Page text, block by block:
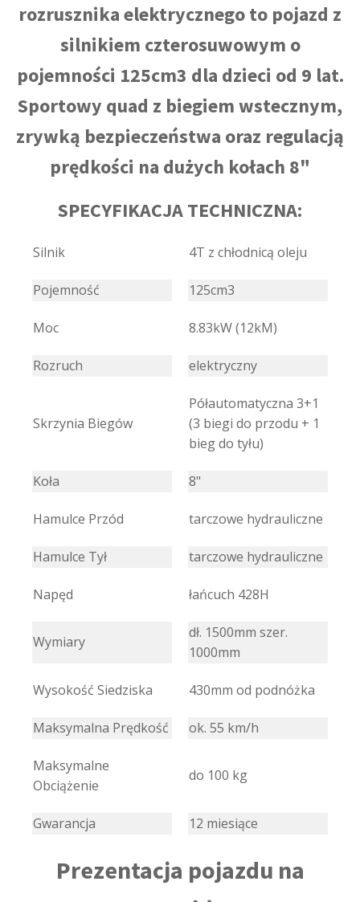
rozrusznika elektrycznego to pojazd z
silnikiem czterosuwowym o
pojemności 125cm3 dla dzieci od 9 lat.
Sportowy quad z biegiem wstecznym,
zrywką bezpieczeństwa oraz regulacją
prędkości na dużych kołach 8"
SPECYFIKACJA TECHNICZNA:
Silnik 4T z chłodnicą oleju
Pojemność 125cm3
Moc 8.83kW (12kM)
Rozruch elektryczny
Skrzynia Biegów
Półautomatyczna 3+1
(3 biegi do przodu + 1
bieg do tyłu)
Koła 8"
Hamulce Przód tarczowe hydrauliczne
Hamulce Tył tarczowe hydrauliczne
Napęd łańcuch 428H
Wymiary
dł. 1500mm szer.
1000mm
Wysokość Siedziska 430mm od podnóżka
Maksymalna Prędkość ok. 55 km/h
Maksymalne
Obciążenie
do 100 kg
Gwarancja 12 miesiące
Prezentacja pojazdu na